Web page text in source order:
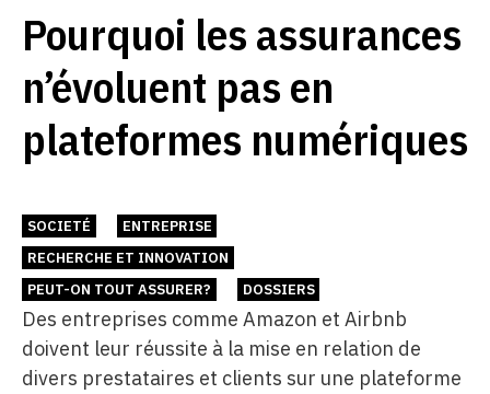
Pourquoi les assurances
n’évoluent pas en
plateformes numériques
SOCIETÉ
ENTREPRISE
RECHERCHE ET INNOVATION
PEUT-ON TOUT ASSURER?
DOSSIERS
Des entreprises comme Amazon et Airbnb
doivent leur réussite à la mise en relation de
divers prestataires et clients sur une plateforme